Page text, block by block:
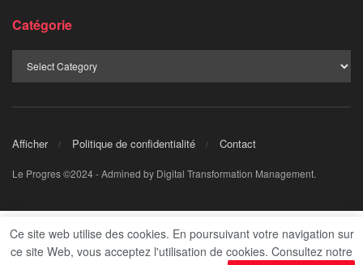
Catégorie
Afficher Politique de confidentialité Contact
Le Progres ©2024 - Admined by Digital Transformation Management.
Ce site web utilise des cookies. En poursuivant votre navigation sur
ce site Web, vous acceptez l'utilisation de cookies. Consultez notre